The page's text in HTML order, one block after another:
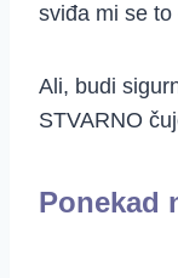
sviđa mi se to
Ali, budi
STVARNO
Ponekad